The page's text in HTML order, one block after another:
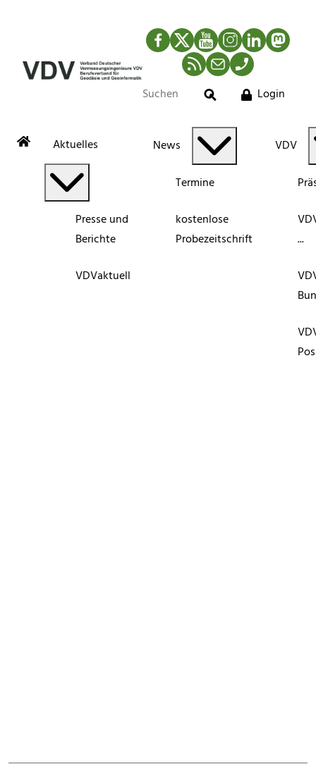
Facebook
TwitterYouTubeInstagram
LinkedIn
RSS-Newsfeed
MailTelefon
Suche
Login
Aktuelles
Presse und
Berichte
VDVaktuell
News
Termine
kostenlose
Probezeitschrift
VDV
...